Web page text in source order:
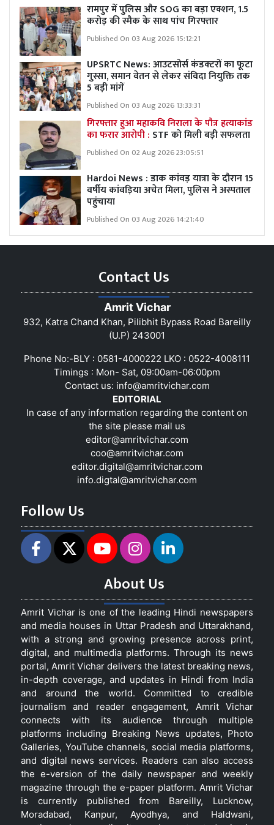
रामपुर में पुलिस और SOG का बड़ा एक्शन, 1.5
करोड़ की स्मैक के साथ पांच गिरफ्तार
Published On 03 Aug 2026 15:12:21
UPSRTC News: आउटसोर्स कंडक्टरों का फूटा
गुस्सा, समान वेतन से लेकर संविदा नियुक्ति तक
5 बड़ी मांगें
Published On 03 Aug 2026 13:33:31
गिरफ्तार हुआ महाकवि निराला के पौत्र हत्याकांड
का फरार आरोपी : STF को मिली बड़ी सफलता
Published On 02 Aug 2026 23:05:51
Hardoi News : डाक कांवड़ यात्रा के दौरान 15
वर्षीय कांवड़िया अचेत मिला, पुलिस ने अस्पताल
पहुंचाया
Published On 03 Aug 2026 14:21:40
Contact Us
Amrit Vichar
932, Katra Chand Khan, Pilibhit Bypass Road Bareilly
(U.P) 243001
Phone No:-BLY : 0581-4000222 LKO : 0522-4008111
Timings : Mon- Sat, 09:00am-06:00pm
Contact us: info@amritvichar.com
EDITORIAL
In case of any information regarding the content on
the site please mail us
editor@amritvichar.com
coo@amritvichar.com
editor.digital@amritvichar.com
info.digtal@amritvichar.com
Follow Us
About Us
Amrit Vichar is one of the leading Hindi newspapers
and media houses in Uttar Pradesh and Uttarakhand,
with a strong and growing presence across print,
digital, and multimedia platforms. Through its news
portal, Amrit Vichar delivers the latest breaking news,
in-depth coverage, and updates in Hindi from India
and around the world. Committed to credible
journalism and reader engagement, Amrit Vichar
connects with its audience through multiple
platforms including Breaking News updates, Photo
Galleries, YouTube channels, social media platforms,
and digital news services. Readers can also access
the e-version of the daily newspaper and weekly
magazine through the e-paper platform. Amrit Vichar
is currently published from Bareilly, Lucknow,
Moradabad, Kanpur, Ayodhya, and Haldwani,